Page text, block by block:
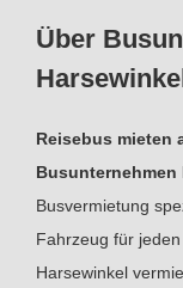
Über
Reisebus mieten
Busunternehmen
Busvermietung
Fahrzeug für
Harsewinkel